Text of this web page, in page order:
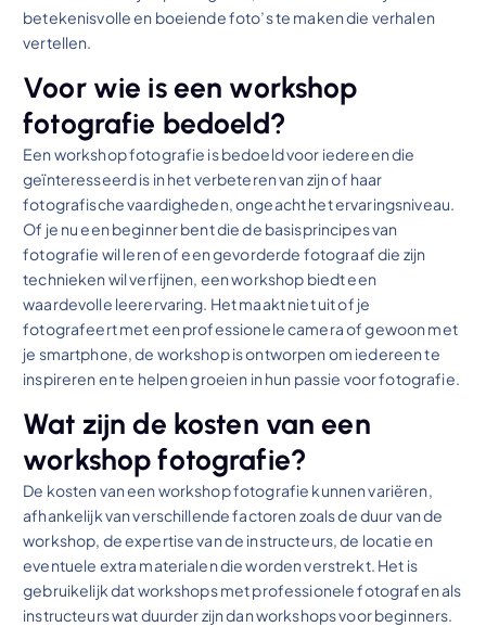
betekenisvolle en boeiende foto’s te maken die verhalen
vertellen.
Voor wie is een workshop
fotografie bedoeld?
Een workshop fotografie is bedoeld voor iedereen die
geïnteresseerd is in het verbeteren van zijn of haar
fotografische vaardigheden, ongeacht het ervaringsniveau.
Of je nu een beginner bent die de basisprincipes van
fotografie wil leren of een gevorderde fotograaf die zijn
technieken wil verfijnen, een workshop biedt een
waardevolle leerervaring. Het maakt niet uit of je
fotografeert met een professionele camera of gewoon met
je smartphone, de workshop is ontworpen om iedereen te
inspireren en te helpen groeien in hun passie voor fotografie.
Wat zijn de kosten van een
workshop fotografie?
De kosten van een workshop fotografie kunnen variëren,
afhankelijk van verschillende factoren zoals de duur van de
workshop, de expertise van de instructeurs, de locatie en
eventuele extra materialen die worden verstrekt. Het is
gebruikelijk dat workshops met professionele fotografen als
instructeurs wat duurder zijn dan workshops voor beginners.